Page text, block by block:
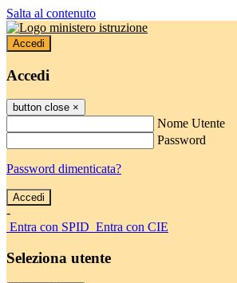
Salta al contenuto
Accedi
Accedi
button close ×
Nome Utente
Password
Password dimenticata?
-
Entra con SPID Entra con CIE
Seleziona utente